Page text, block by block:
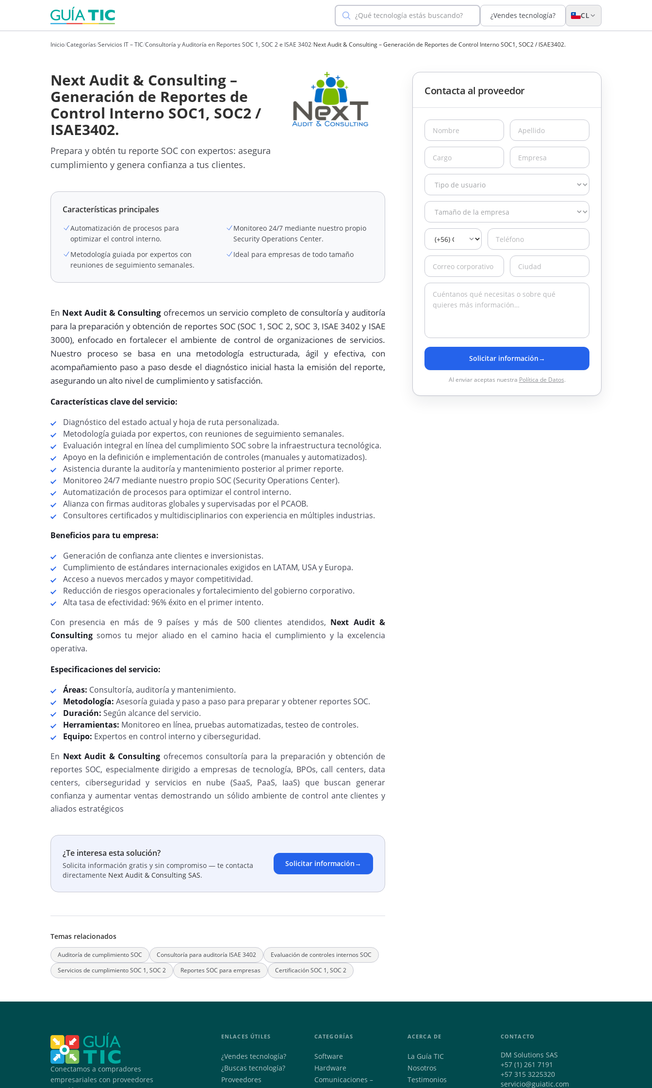
¿Qué tecnología estás buscando? ¿Vendes tecnología? CL
Inicio/Categorías/Servicios IT – TIC/Consultoría y Auditoría en Reportes SOC 1, SOC 2 e ISAE 3402/Next Audit & Consulting – Generación de Reportes de Control Interno SOC1, SOC2 / ISAE3402.
Next Audit & Consulting –
Generación de Reportes de
Control Interno SOC1, SOC2 /
ISAE3402.
Prepara y obtén tu reporte SOC con expertos: asegura
cumplimiento y genera confianza a tus clientes.
Características principales
Automatización de procesos para
optimizar el control interno.
Monitoreo 24/7 mediante nuestro propio
Security Operations Center.
Metodología guiada por expertos con
reuniones de seguimiento semanales.
Ideal para empresas de todo tamaño
En Next Audit & Consulting ofrecemos un servicio completo de consultoría y auditoría
para la preparación y obtención de reportes SOC (SOC 1, SOC 2, SOC 3, ISAE 3402 y ISAE
3000), enfocado en fortalecer el ambiente de control de organizaciones de servicios.
Nuestro proceso se basa en una metodología estructurada, ágil y efectiva, con
acompañamiento paso a paso desde el diagnóstico inicial hasta la emisión del reporte,
asegurando un alto nivel de cumplimiento y satisfacción.
Características clave del servicio:
Diagnóstico del estado actual y hoja de ruta personalizada.
Metodología guiada por expertos, con reuniones de seguimiento semanales.
Evaluación integral en línea del cumplimiento SOC sobre la infraestructura tecnológica.
Apoyo en la definición e implementación de controles (manuales y automatizados).
Asistencia durante la auditoría y mantenimiento posterior al primer reporte.
Monitoreo 24/7 mediante nuestro propio SOC (Security Operations Center).
Automatización de procesos para optimizar el control interno.
Alianza con firmas auditoras globales y supervisadas por el PCAOB.
Consultores certificados y multidisciplinarios con experiencia en múltiples industrias.
Beneficios para tu empresa:
Generación de confianza ante clientes e inversionistas.
Cumplimiento de estándares internacionales exigidos en LATAM, USA y Europa.
Acceso a nuevos mercados y mayor competitividad.
Reducción de riesgos operacionales y fortalecimiento del gobierno corporativo.
Alta tasa de efectividad: 96% éxito en el primer intento.
Con presencia en más de 9 países y más de 500 clientes atendidos, Next Audit &
Consulting somos tu mejor aliado en el camino hacia el cumplimiento y la excelencia
operativa.
Especificaciones del servicio:
Áreas: Consultoría, auditoría y mantenimiento.
Metodología: Asesoría guiada y paso a paso para preparar y obtener reportes SOC.
Duración: Según alcance del servicio.
Herramientas: Monitoreo en línea, pruebas automatizadas, testeo de controles.
Equipo: Expertos en control interno y ciberseguridad.
En Next Audit & Consulting ofrecemos consultoría para la preparación y obtención de
reportes SOC, especialmente dirigido a empresas de tecnología, BPOs, call centers, data
centers, ciberseguridad y servicios en nube (SaaS, PaaS, IaaS) que buscan generar
confianza y aumentar ventas demostrando un sólido ambiente de control ante clientes y
aliados estratégicos
¿Te interesa esta solución?
Solicita información gratis y sin compromiso — te contacta
directamente Next Audit & Consulting SAS.
Solicitar información→
Temas relacionados
Auditoría de cumplimiento SOC Consultoría para auditoría ISAE 3402
Evaluación de controles internos SOC
Servicios de cumplimiento SOC 1, SOC 2
Reportes SOC para empresas Certificación SOC 1, SOC 2
Contacta al proveedor
Solicitar información→
Al enviar aceptas nuestra Política de Datos.
Conectamos a compradores
empresariales con proveedores
ENLACES ÚTILES
¿Vendes tecnología?
¿Buscas tecnología?
Proveedores
CATEGORÍAS
Software
Hardware
Comunicaciones –
ACERCA DE
La Guía TIC
Nosotros
Testimonios
CONTACTO
DM Solutions SAS
+57 (1) 261 7191
+57 315 3225320
servicio@guiatic.com